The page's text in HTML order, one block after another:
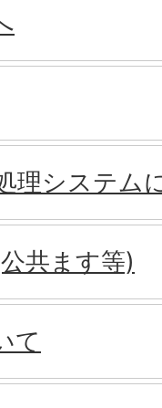
理システム
共ます等)
て